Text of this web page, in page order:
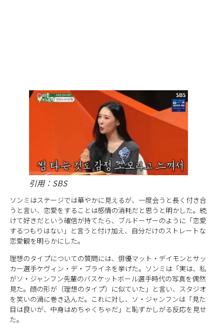
引用：SBS
ソンミはステージでは華やかに見えるが、一度会うと長く付き合
うと言い、恋愛をすることは感情の消耗だと思うと明かした。続
けて好きだという確信が持てたら、ブルドーザーのように「恋愛
するつもりはない」と言うと付け加え、自分だけのストレートな
恋愛観を明らかにした。
理想のタイプについての質問には、俳優マット・デイモンとサッ
カー選手ケヴィン・デ・ブライネを挙げた。ソンミは「実は、私
がソ・ジャンフン先輩のバスケットボール選手時代の写真を偶然
見た。顔の形が（理想のタイプ）に似ていた」と言い、スタジオ
を笑いの渦に巻き込んだ。これに対し、ソ・ジャンフンは「見た
目は良いが、中身はめちゃくちゃだ」と恥ずかしがる反応を見せ
た。